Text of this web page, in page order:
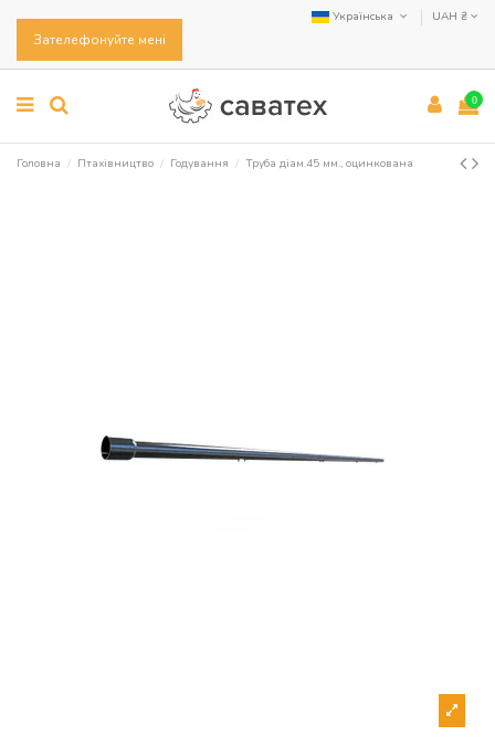
Зателефонуйте мені
Українська UAH ₴
0
Головна Птахівництво Годування Труба діам.45 мм., оцинкована